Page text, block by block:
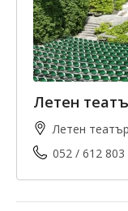
Летен
Летен
052 / 612 803